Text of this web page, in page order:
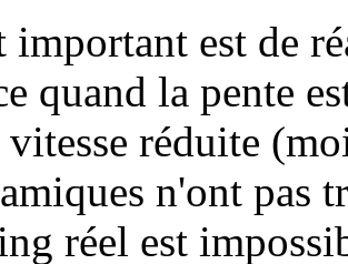
est de
quand la pente
réduite
n'ont pas
réel est